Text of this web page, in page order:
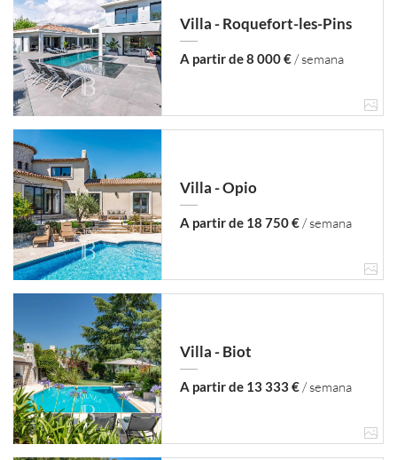
Villa - Roquefort-les-Pins
A partir de 8 000 €/ semana
Villa - Opio
A partir de 18 750 €/ semana
Villa - Biot
A partir de 13 333 €/ semana